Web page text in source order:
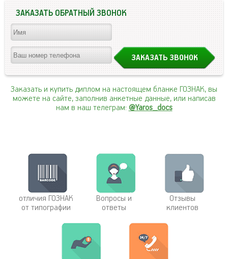
ЗАКАЗАТЬ ОБРАТНЫЙ ЗВОНОК
Заказать и купить диплом на настоящем бланке ГОЗНАК, вы
можете на сайте, заполнив анкетные данные, или написав
нам в наш телеграм: @Yaros_docs
отличия ГОЗНАК
от типографии
Вопросы и
ответы
Отзывы
клиентов